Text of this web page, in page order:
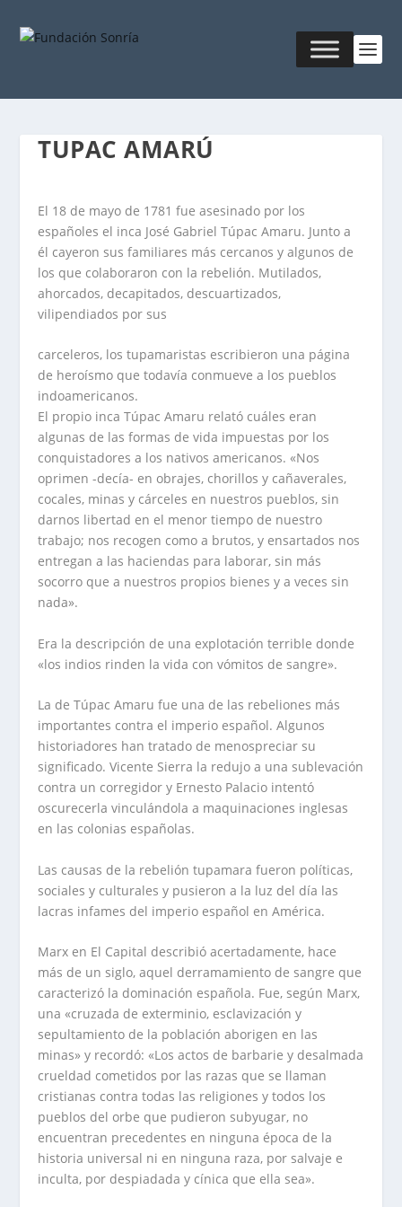
TUPAC AMARÚ
El 18 de mayo de 1781 fue asesinado por los
españoles el inca José Gabriel Túpac Amaru. Junto a
él cayeron sus familiares más cercanos y algunos de
los que colaboraron con la rebelión. Mutilados,
ahorcados, decapitados, descuartizados,
vilipendiados por sus
carceleros, los tupamaristas escribieron una página
de heroísmo que todavía conmueve a los pueblos
indoamericanos.
El propio inca Túpac Amaru relató cuáles eran
algunas de las formas de vida impuestas por los
conquistadores a los nativos americanos. «Nos
oprimen -decía- en obrajes, chorillos y cañaverales,
cocales, minas y cárceles en nuestros pueblos, sin
darnos libertad en el menor tiempo de nuestro
trabajo; nos recogen como a brutos, y ensartados nos
entregan a las haciendas para laborar, sin más
socorro que a nuestros propios bienes y a veces sin
nada».
Era la descripción de una explotación terrible donde
«los indios rinden la vida con vómitos de sangre».
La de Túpac Amaru fue una de las rebeliones más
importantes contra el imperio español. Algunos
historiadores han tratado de menospreciar su
significado. Vicente Sierra la redujo a una sublevación
contra un corregidor y Ernesto Palacio intentó
oscurecerla vinculándola a maquinaciones inglesas
en las colonias españolas.
Las causas de la rebelión tupamara fueron políticas,
sociales y culturales y pusieron a la luz del día las
lacras infames del imperio español en América.
Marx en El Capital describió acertadamente, hace
más de un siglo, aquel derramamiento de sangre que
caracterizó la dominación española. Fue, según Marx,
una «cruzada de exterminio, esclavización y
sepultamiento de la población aborigen en las
minas» y recordó: «Los actos de barbarie y desalmada
crueldad cometidos por las razas que se llaman
cristianas contra todas las religiones y todos los
pueblos del orbe que pudieron subyugar, no
encuentran precedentes en ninguna época de la
historia universal ni en ninguna raza, por salvaje e
inculta, por despiadada y cínica que ella sea».